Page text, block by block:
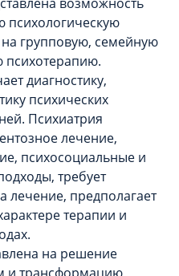
психологическую
групповую, семейную
психотерапию.
диагностику,
психических
Психиатрия
лечение,
психосоциальные и
требует
лечение, предполагает
терапии и
на решение